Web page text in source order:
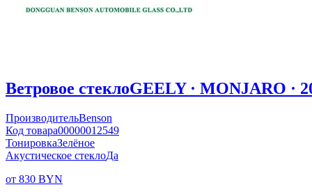
Ветровое стеклоGEELY · MONJARO ·
ПроизводительBenson
Код товара00000012549
ТонировкаЗелёное
Акустическое стеклоДа
от 830 BYN